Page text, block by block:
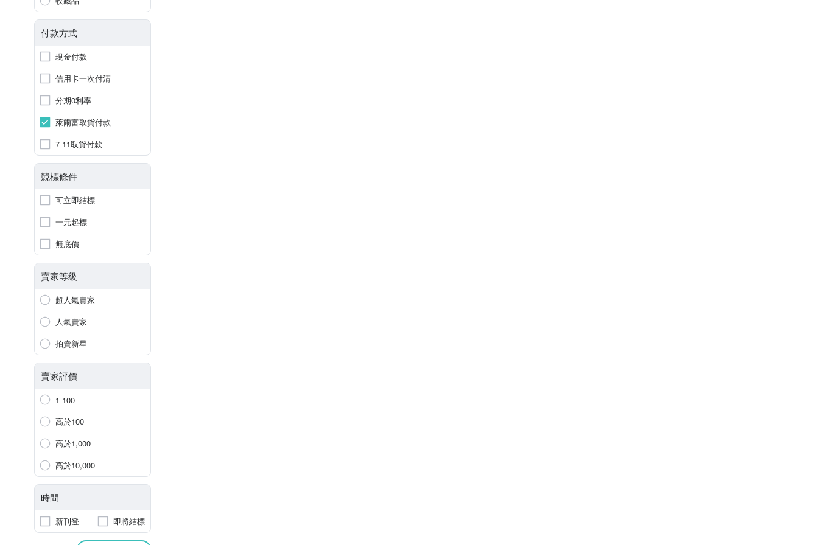
付款方式
現金付款
信用卡一次付清
分期0利率
萊爾富取貨付款
7-11取貨付款
競標條件
可立即結標
一元起標
無底價
賣家等級
超人氣賣家
人氣賣家
拍賣新星
賣家評價
1-100
高於100
高於1,000
高於10,000
時間
新刊登 即將結標